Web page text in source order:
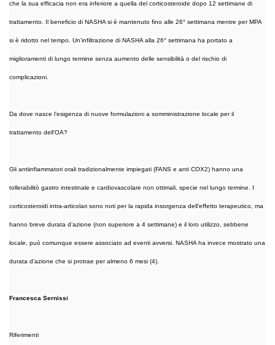
che la sua efficacia non era inferiore a quella del corticosteroide dopo 12 settimane di
trattamento. Il beneficio di NASHA si è mantenuto fino alle 26° settimana mentre per MPA
si è ridotto nel tempo. Un’infiltrazione di NASHA alla 26° settimana ha portato a
miglioramenti di lungo termine senza aumento delle sensibilità o del rischio di
complicazioni.
Da dove nasce l’esigenza di nuove formulazioni a somministrazione locale per il
trattamento dell’OA?
Gli antiinfiammatori orali tradizionalmente impiegati (FANS e anti COX2) hanno una
tollerabilitò gastro intestinale e cardiovascolare non ottimali, specie nel lungo termine. I
corticosteroidi intra-articolari sono noti per la rapida insorgenza dell’effetto terapeutico, ma
hanno breve durata d’azione (non superiore a 4 settimane) e il loro utilizzo, sebbene
locale, può comunque essere associato ad eventi avversi. NASHA ha invece mostrato una
durata d’azione che si protrae per almeno 6 mesi (4).
Francesca Sernissi
Riferimenti